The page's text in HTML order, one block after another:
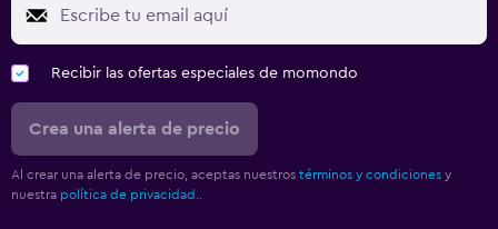
Recibir las ofertas especiales de momondo
Crea una alerta de precio
Al crear una alerta de precio, aceptas nuestros términos y condiciones y
nuestra política de privacidad.